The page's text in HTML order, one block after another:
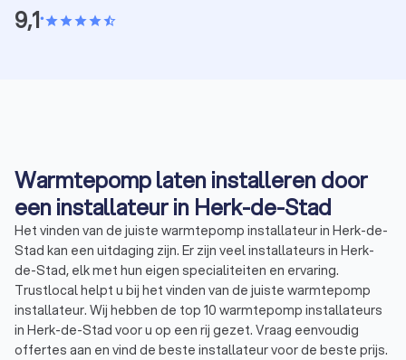
9,1•starstarstarstarstar_half
Warmtepomp laten installeren door
een installateur in Herk-de-Stad
Het vinden van de juiste warmtepomp installateur in Herk-de-
Stad kan een uitdaging zijn. Er zijn veel installateurs in Herk-
de-Stad, elk met hun eigen specialiteiten en ervaring.
Trustlocal helpt u bij het vinden van de juiste warmtepomp
installateur. Wij hebben de top 10 warmtepomp installateurs
in Herk-de-Stad voor u op een rij gezet. Vraag eenvoudig
offertes aan en vind de beste installateur voor de beste prijs.